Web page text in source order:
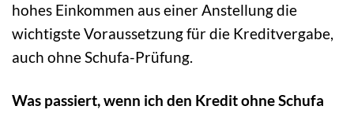
hohes Einkommen aus einer Anstellung die
wichtigste Voraussetzung für die Kreditvergabe,
auch ohne Schufa-Prüfung.
Was passiert, wenn ich den Kredit ohne Schufa